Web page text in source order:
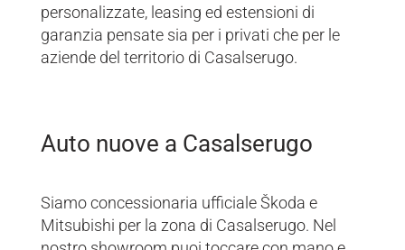
personalizzate, leasing ed estensioni di
garanzia pensate sia per i privati che per le
aziende del territorio di Casalserugo.
Auto nuove a Casalserugo
Siamo concessionaria ufficiale Škoda e
Mitsubishi per la zona di Casalserugo. Nel